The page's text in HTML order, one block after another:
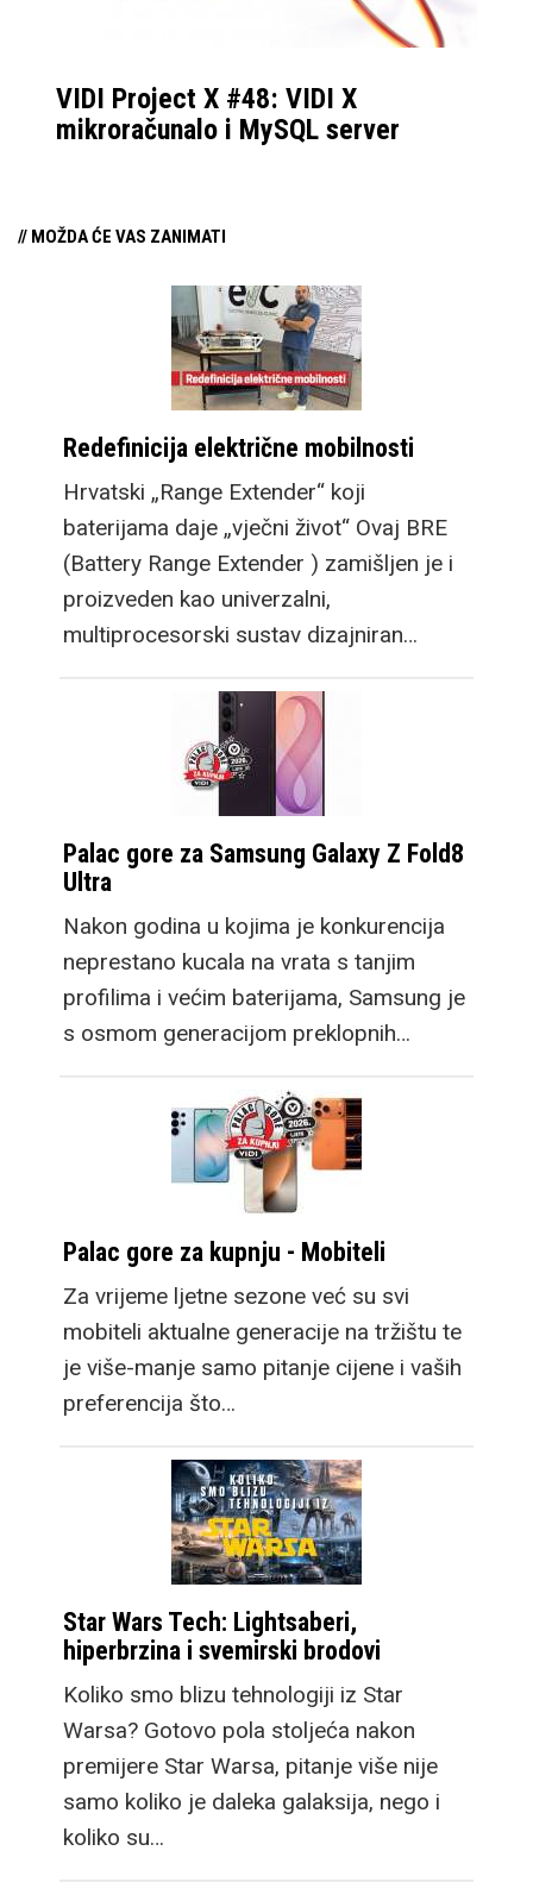
VIDI Project X #48: VIDI X
mikroračunalo i MySQL server
// MOŽDA ĆE VAS ZANIMATI
Redefinicija električne mobilnosti
Hrvatski „Range Extender“ koji
baterijama daje „vječni život“ Ovaj BRE
(Battery Range Extender ) zamišljen je i
proizveden kao univerzalni,
multiprocesorski sustav dizajniran…
Palac gore za Samsung Galaxy Z Fold8
Ultra
Nakon godina u kojima je konkurencija
neprestano kucala na vrata s tanjim
profilima i većim baterijama, Samsung je
s osmom generacijom preklopnih…
Palac gore za kupnju - Mobiteli
Za vrijeme ljetne sezone već su svi
mobiteli aktualne generacije na tržištu te
je više-manje samo pitanje cijene i vaših
preferencija što…
Star Wars Tech: Lightsaberi,
hiperbrzina i svemirski brodovi
Koliko smo blizu tehnologiji iz Star
Warsa? Gotovo pola stoljeća nakon
premijere Star Warsa, pitanje više nije
samo koliko je daleka galaksija, nego i
koliko su…